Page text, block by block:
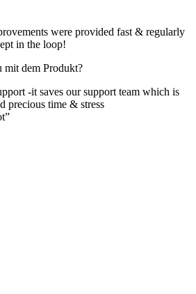
were provided fast & regularly
in the loop!
mit dem Produkt?
-it saves our support team which is
precious time & stress